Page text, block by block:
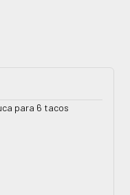
para 6 tacos